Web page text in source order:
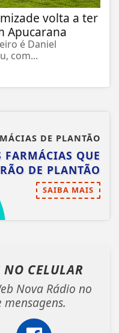
volta a ter
Apucarana
é Daniel
com...
DE PLANTÃO
FARMÁCIAS QUE
DE PLANTÃO
SAIBA MAIS
NO CELULAR
Nova Rádio no